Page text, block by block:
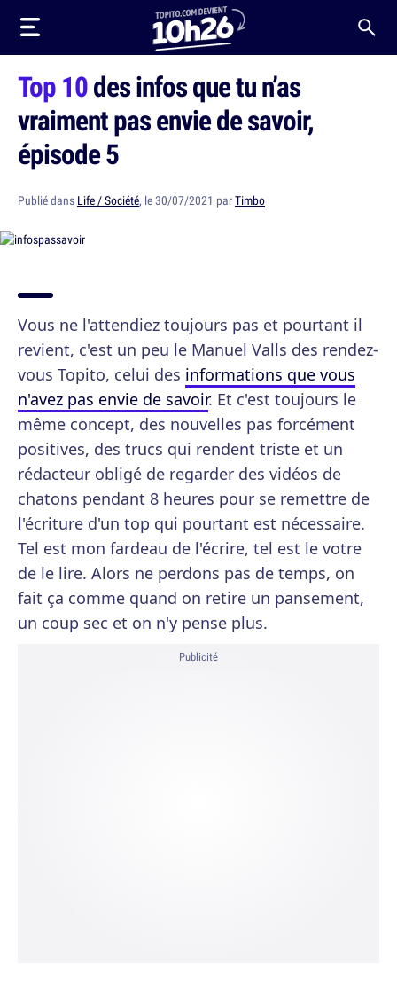
Top 10des infos que tu n’as
vraiment pas envie de savoir,
épisode 5
Publié dans Life / Société, le 30/07/2021 parTimbo
Vous ne l'attendiez toujours pas et pourtant il
revient, c'est un peu le Manuel Valls des rendez-
vous Topito, celui des informations que vous
n'avez pas envie de savoir. Et c'est toujours le
même concept, des nouvelles pas forcément
positives, des trucs qui rendent triste et un
rédacteur obligé de regarder des vidéos de
chatons pendant 8 heures pour se remettre de
l'écriture d'un top qui pourtant est nécessaire.
Tel est mon fardeau de l'écrire, tel est le votre
de le lire. Alors ne perdons pas de temps, on
fait ça comme quand on retire un pansement,
un coup sec et on n'y pense plus.
Publicité